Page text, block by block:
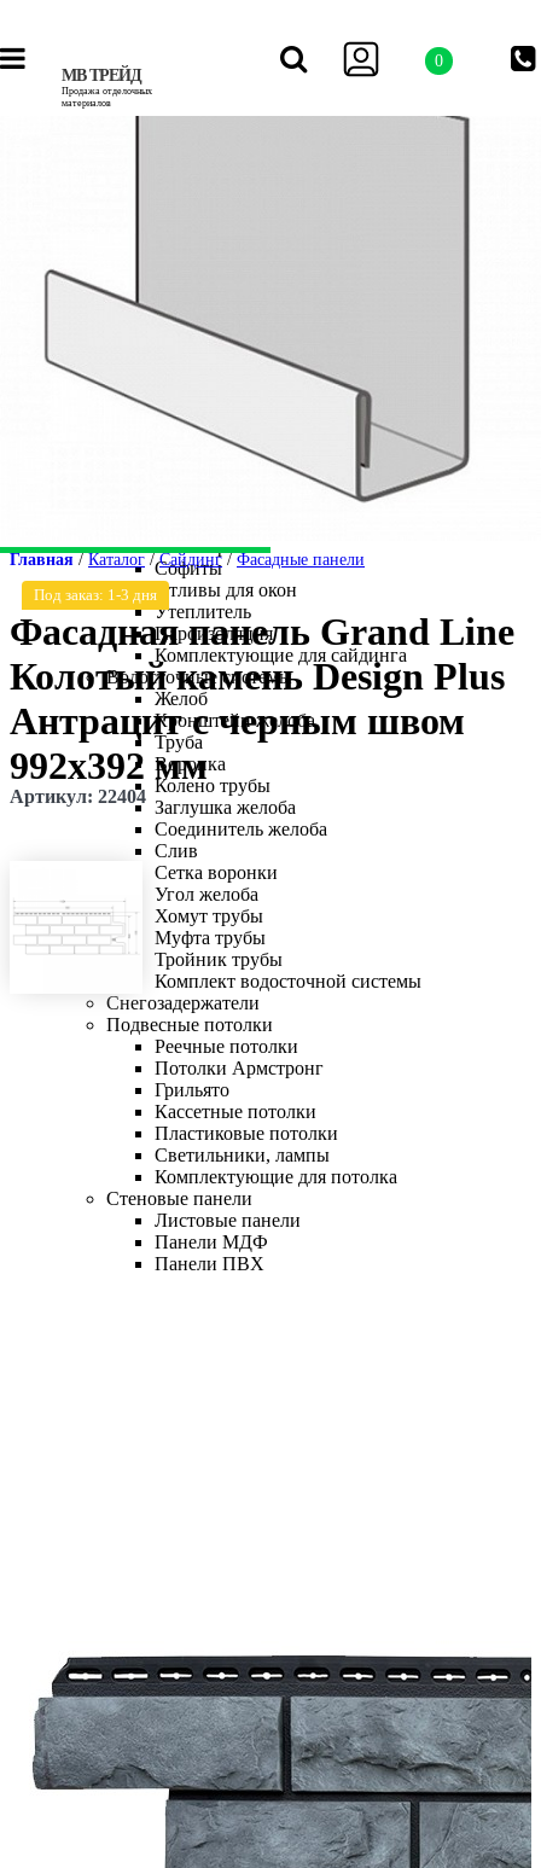
МВ ТРЕЙД
Продажа отделочных
материалов
0
+7 (495) 215-03-44
Продажа отделочных
материалов
Каталог
Акриловый сайдинг
Фасадные панели
Фиброцементный сайдинг
Фасадная доска из ДПК
Клинкерная плитка
Софиты
Отливы для окон
Утеплитель
Пароизоляция
Комплектующие для сайдинга
Водосточные системы
Желоб
Кронштейн желоба
Труба
Воронка
Колено трубы
Заглушка желоба
Соединитель желоба
Слив
Сетка воронки
Угол желоба
Хомут трубы
Муфта трубы
Тройник трубы
Комплект водосточной системы
Снегозадержатели
Подвесные потолки
Реечные потолки
Потолки Армстронг
Грильято
Кассетные потолки
Пластиковые потолки
Светильники, лампы
Комплектующие для потолка
Стеновые панели
Листовые панели
Панели МДФ
Панели ПВХ
Грядки ДПК
Комплектующие для ДПК
Дренажные системы
Водоотводные лотки
Водоприемные решетки
Комплектующие для дренажа
Распродажа
Главная / Каталог /Сайдинг / Фасадные панели
https://mvtrade.ru/images/id/normal/fasadnaya-
panel-
grand-
line-
kolotyj-
design-
antraczit-
s-
chernym-
Фасадная панель Grand Line
Колотый камень Design Plus
Антрацит с черным швом
992х392 мм
Артикул: 22404
Под заказ: 1-3 дня